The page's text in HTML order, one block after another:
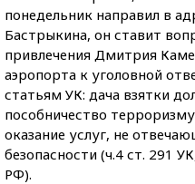
понедельник направил в
Бастрыкина, он ставит
привлечения Дмитрия
аэропорта к уголовной
статьям УК: дача взятки
пособничество
оказание услуг, не
безопасности (ч.4 ст. 291
РФ).